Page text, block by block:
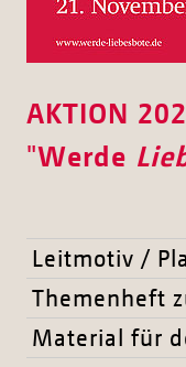
AKTION
"Werde
Leitmotiv /
Themenheft
Material für